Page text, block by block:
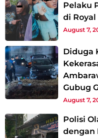
Pelaku
di
August 7,
Diduga
Gubug
August 7,
Polisi
dengan